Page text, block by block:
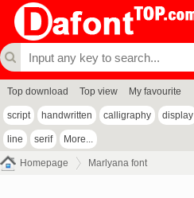
Top download Top view My favourite
script handwritten calligraphy display
line serif More...
Homepage Marlyana font